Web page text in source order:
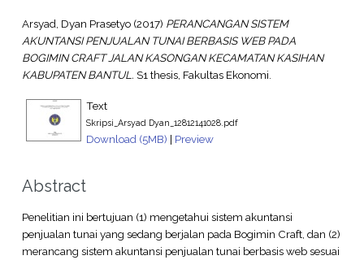
Arsyad, Dyan Prasetyo(2017) PERANCANGAN SISTEM
AKUNTANSI PENJUALAN TUNAI BERBASIS WEB PADA
BOGIMIN CRAFT JALAN KASONGAN KECAMATAN KASIHAN
KABUPATEN BANTUL. S1 thesis, Fakultas Ekonomi.
Text
Skripsi_Arsyad Dyan_12812141028.pdf
Download (5MB) | Preview
Abstract
Penelitian ini bertujuan (1) mengetahui sistem akuntansi
penjualan tunai yang sedang berjalan pada Bogimin Craft, dan (2)
merancang sistem akuntansi penjualan tunai berbasis web sesuai